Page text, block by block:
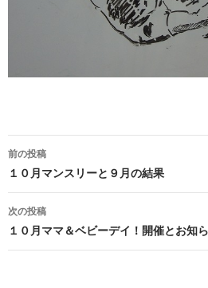
投
稿
ナ
ビ
前の投稿
１０月マンスリーと９月の結果
次の投稿
１０月ママ＆ベビーデイ！開催とお知